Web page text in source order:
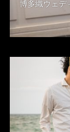
博多織ウェデ